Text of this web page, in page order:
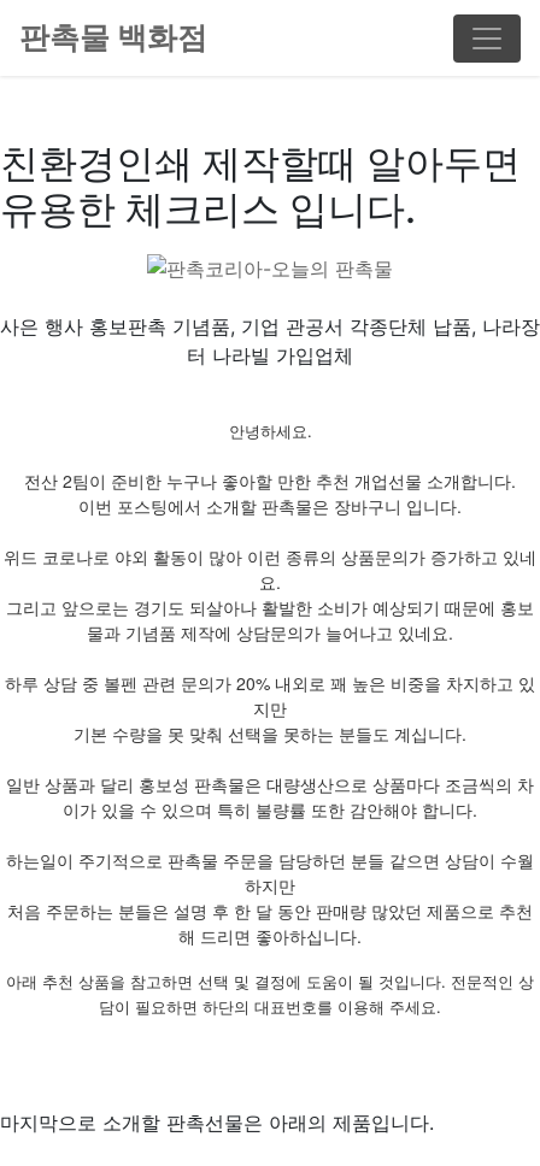
판촉물 백화점
친환경인쇄 제작할때 알아두면
유용한 체크리스 입니다.
사은 행사 홍보판촉 기념품, 기업 관공서 각종단체 납품, 나라장
터 나라빌 가입업체
안녕하세요.
전산 2팀이 준비한 누구나 좋아할 만한 추천 개업선물 소개합니다.
이번 포스팅에서 소개할 판촉물은 장바구니 입니다.
위드 코로나로 야외 활동이 많아 이런 종류의 상품문의가 증가하고 있네
요.
그리고 앞으로는 경기도 되살아나 활발한 소비가 예상되기 때문에 홍보
물과 기념품 제작에 상담문의가 늘어나고 있네요.
하루 상담 중 볼펜 관련 문의가 20% 내외로 꽤 높은 비중을 차지하고 있
지만
기본 수량을 못 맞춰 선택을 못하는 분들도 계십니다.
일반 상품과 달리 홍보성 판촉물은 대량생산으로 상품마다 조금씩의 차
이가 있을 수 있으며 특히 불량률 또한 감안해야 합니다.
하는일이 주기적으로 판촉물 주문을 담당하던 분들 같으면 상담이 수월
하지만
처음 주문하는 분들은 설명 후 한 달 동안 판매량 많았던 제품으로 추천
해 드리면 좋아하십니다.
아래 추천 상품을 참고하면 선택 및 결정에 도움이 될 것입니다. 전문적인 상
담이 필요하면 하단의 대표번호를 이용해 주세요.
마지막으로 소개할 판촉선물은 아래의 제품입니다.